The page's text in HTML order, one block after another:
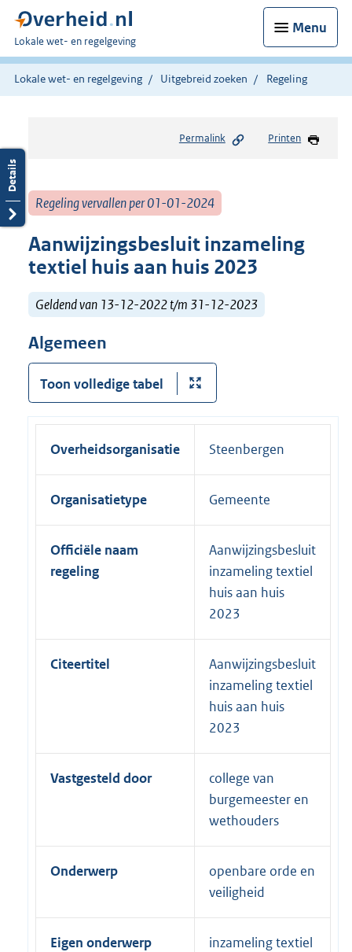
Menu
U
bent
hier:
Lokale wet- en regelgeving
Lokale wet- en regelgeving Uitgebreid zoeken Regeling
Permalink Printen
Regeling vervallen per 01-01-2024
Aanwijzingsbesluit inzameling
textiel huis aan huis 2023
Geldend van 13-12-2022 t/m 31-12-2023
Algemeen
Toon volledige tabel
Overheidsorganisatie Steenbergen
Organisatietype Gemeente
Officiële naam
regeling
Aanwijzingsbesluit
inzameling textiel
huis aan huis
2023
Citeertitel
Aanwijzingsbesluit
inzameling textiel
huis aan huis
2023
Vastgesteld door
college van
burgemeester en
wethouders
Onderwerp
openbare orde en
veiligheid
Eigen onderwerp inzameling textiel